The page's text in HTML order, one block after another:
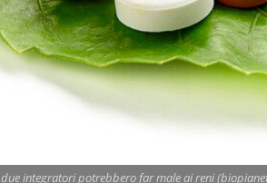
due integratori potrebbero far male ai reni